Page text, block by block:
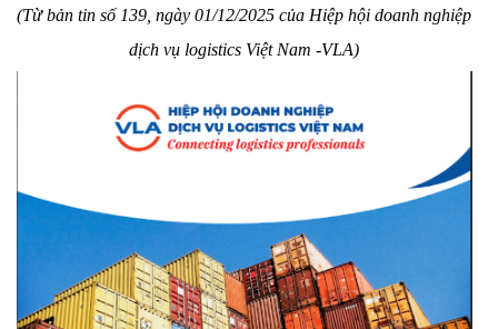
(Từ bản tin số 139, ngày 01/12/2025 của Hiệp hội doanh nghiệp
dịch vụ logistics Việt Nam -VLA)